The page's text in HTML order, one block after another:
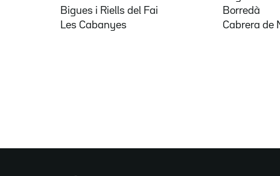
Bigues i Riells del Fai
Borredà
Les Cabanyes
Cabrera de